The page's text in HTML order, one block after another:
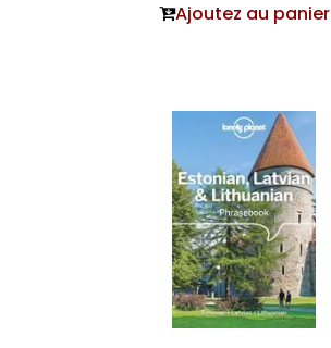
Ajoutez au panier